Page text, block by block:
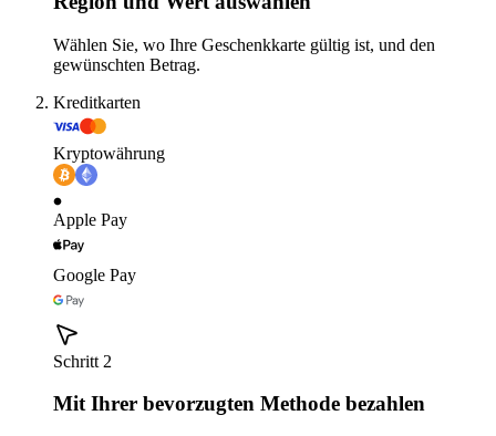
Wählen Sie, wo Ihre Geschenkkarte gültig ist, und den
gewünschten Betrag.
Kreditkarten
Kryptowährung
Apple Pay
Google Pay
Schritt 2
Mit Ihrer bevorzugten Methode bezahlen